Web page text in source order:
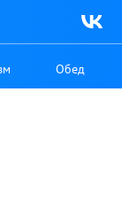
Обед